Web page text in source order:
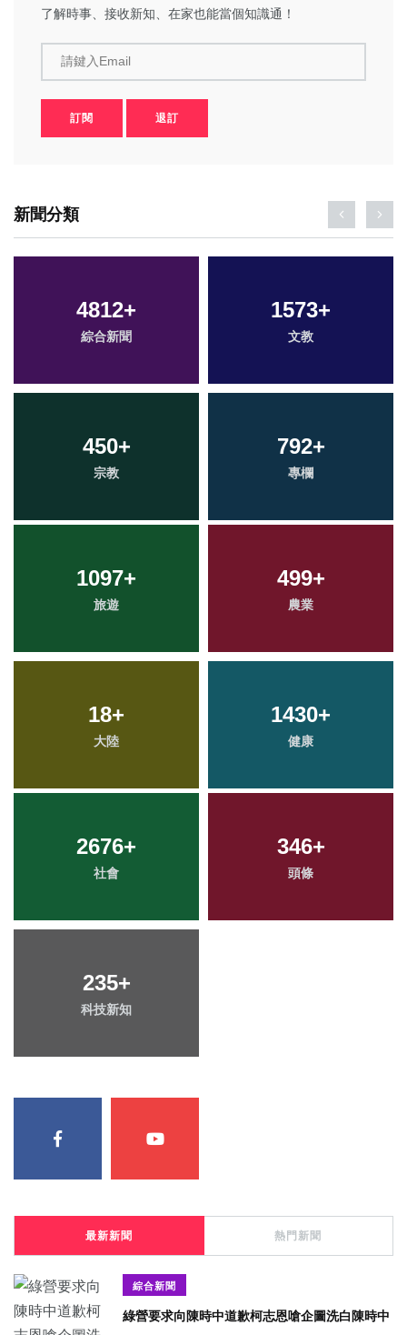
了解時事、接收新知、在家也能當個知識通！
請鍵入Email
訂閱 退訂
新聞分類
4812+
綜合新聞
1573+
文教
450+
宗教
792+
專欄
1097+
旅遊
499+
農業
18+
大陸
1430+
健康
2676+
社會
346+
頭條
235+
科技新知
最新新聞 熱門新聞
綜合新聞
綠營要求向陳時中道歉柯志恩嗆企圖洗白陳時中